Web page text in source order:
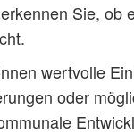
Sie,
wertvolle
oder